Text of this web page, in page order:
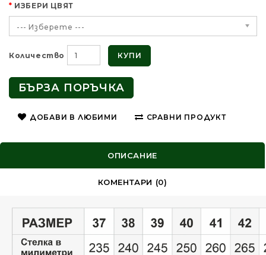
ИЗБЕРИ ЦВЯТ
--- Изберете ---
Количество КУПИ
БЪРЗА ПОРЪЧКА
ДОБАВИ В ЛЮБИМИ СРАВНИ ПРОДУКТ
ОПИСАНИЕ
КОМЕНТАРИ (0)